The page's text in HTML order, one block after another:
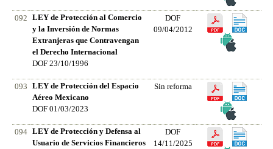
092
LEY de Protección al Comercio
y la Inversión de Normas
Extranjeras que Contravengan
el Derecho Internacional
DOF 23/10/1996
DOF
09/04/2012
093
LEY de Protección del Espacio
Aéreo Mexicano
DOF 01/03/2023
Sin reforma
094 LEY de Protección y Defensa al
Usuario de Servicios Financieros
DOF
14/11/2025